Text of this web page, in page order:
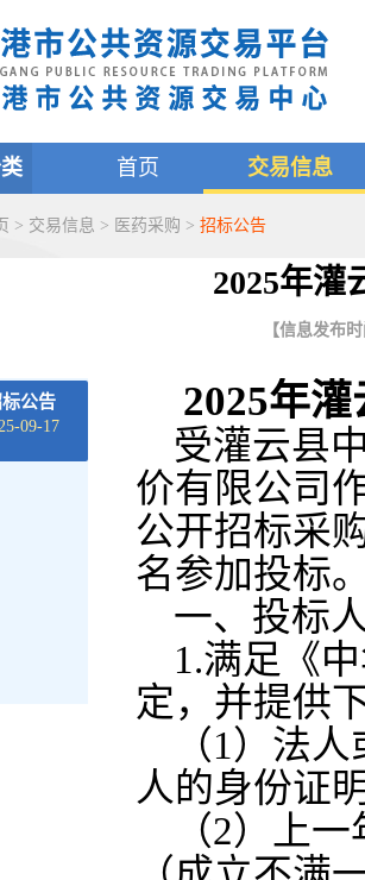
首页 交易信息
> 交易信息 > 医药采购 > 招标公告
2025年灌
【信息发布
公告
09-17
2025年灌
受灌云县
价有限公司
公开招标采
名参加投标
一、投标
1.满足《
定，并提供
（1）法
人的身份证
（2）上一